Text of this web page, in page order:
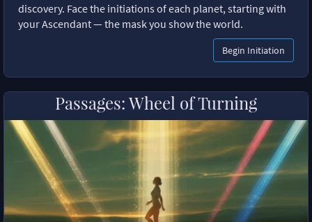
discovery. Face the initiations of each planet, starting with
your Ascendant — the mask you show the world.
Begin Initiation
Passages: Wheel of Turning